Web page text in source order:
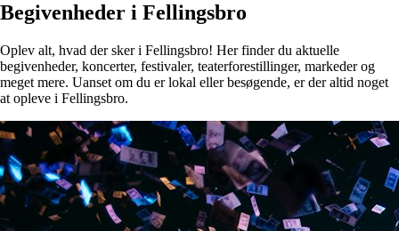
Begivenheder i Fellingsbro
Oplev alt, hvad der sker i Fellingsbro! Her finder du aktuelle
begivenheder, koncerter, festivaler, teaterforestillinger, markeder og
meget mere. Uanset om du er lokal eller besøgende, er der altid noget
at opleve i Fellingsbro.